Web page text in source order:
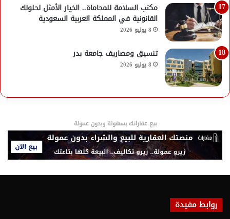
مكتب السلامة للمحاماة.. الخيار الأمثل لحلولك
القانونية في المملكة العربية السعودية
8 يوليو 2026
تنسيق ومصاريف جامعة بدر
8 يوليو 2026
بيع عقاراتك بسهولة وبدون عمولة
روابط مفيدة